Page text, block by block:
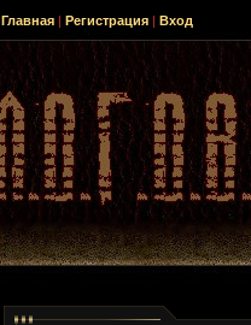
Главная | Регистрация | Вход